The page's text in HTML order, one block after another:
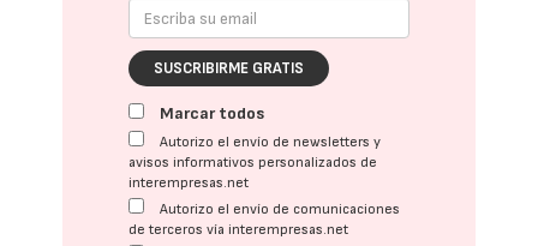
SUSCRIBIRME GRATIS
Marcar todos
Autorizo el envío de newsletters y
avisos informativos personalizados de
interempresas.net
Autorizo el envío de comunicaciones
de terceros vía interempresas.net